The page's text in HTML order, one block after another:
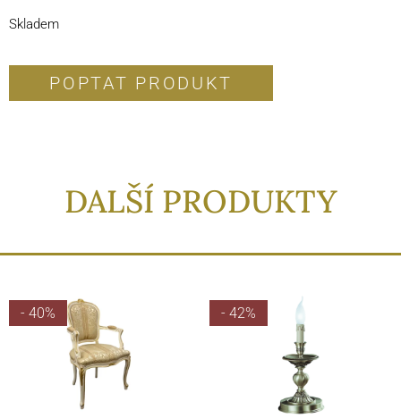
Skladem
POPTAT PRODUKT
DALŠÍ PRODUKTY
- 40% - 42%